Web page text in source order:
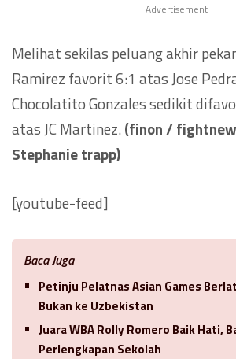
Advertisement
Melihat sekilas peluang akhir
Ramirez favorit 6:1 atas Jose
Chocolatito Gonzales sedikit
atas JC Martinez.(finon /
Stephanie trapp)
[youtube-feed]
Baca Juga
Petinju Pelatnas Asian Games
Bukan ke Uzbekistan
Juara WBA Rolly Romero Baik Hati,
Perlengkapan Sekolah